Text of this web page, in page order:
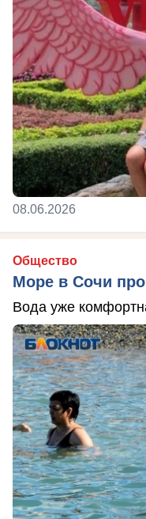
08.06.2026
Общество
Море в Сочи
Вода уже